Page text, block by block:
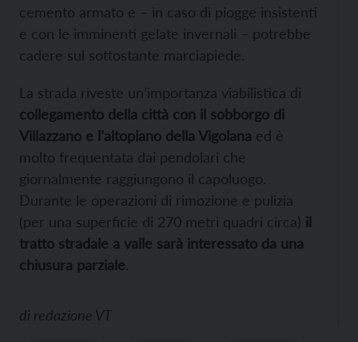
cemento armato e – in caso di piogge insistenti
e con le imminenti gelate invernali – potrebbe
cadere sul sottostante marciapiede.
La strada riveste un’importanza viabilistica di
collegamento della città con il sobborgo di
Villazzano e l’altopiano della Vigolana ed è
molto frequentata dai pendolari che
giornalmente raggiungono il capoluogo.
Durante le operazioni di rimozione e pulizia
(per una superficie di 270 metri quadri circa) il
tratto stradale a valle sarà interessato da una
chiusura parziale.
di redazione VT